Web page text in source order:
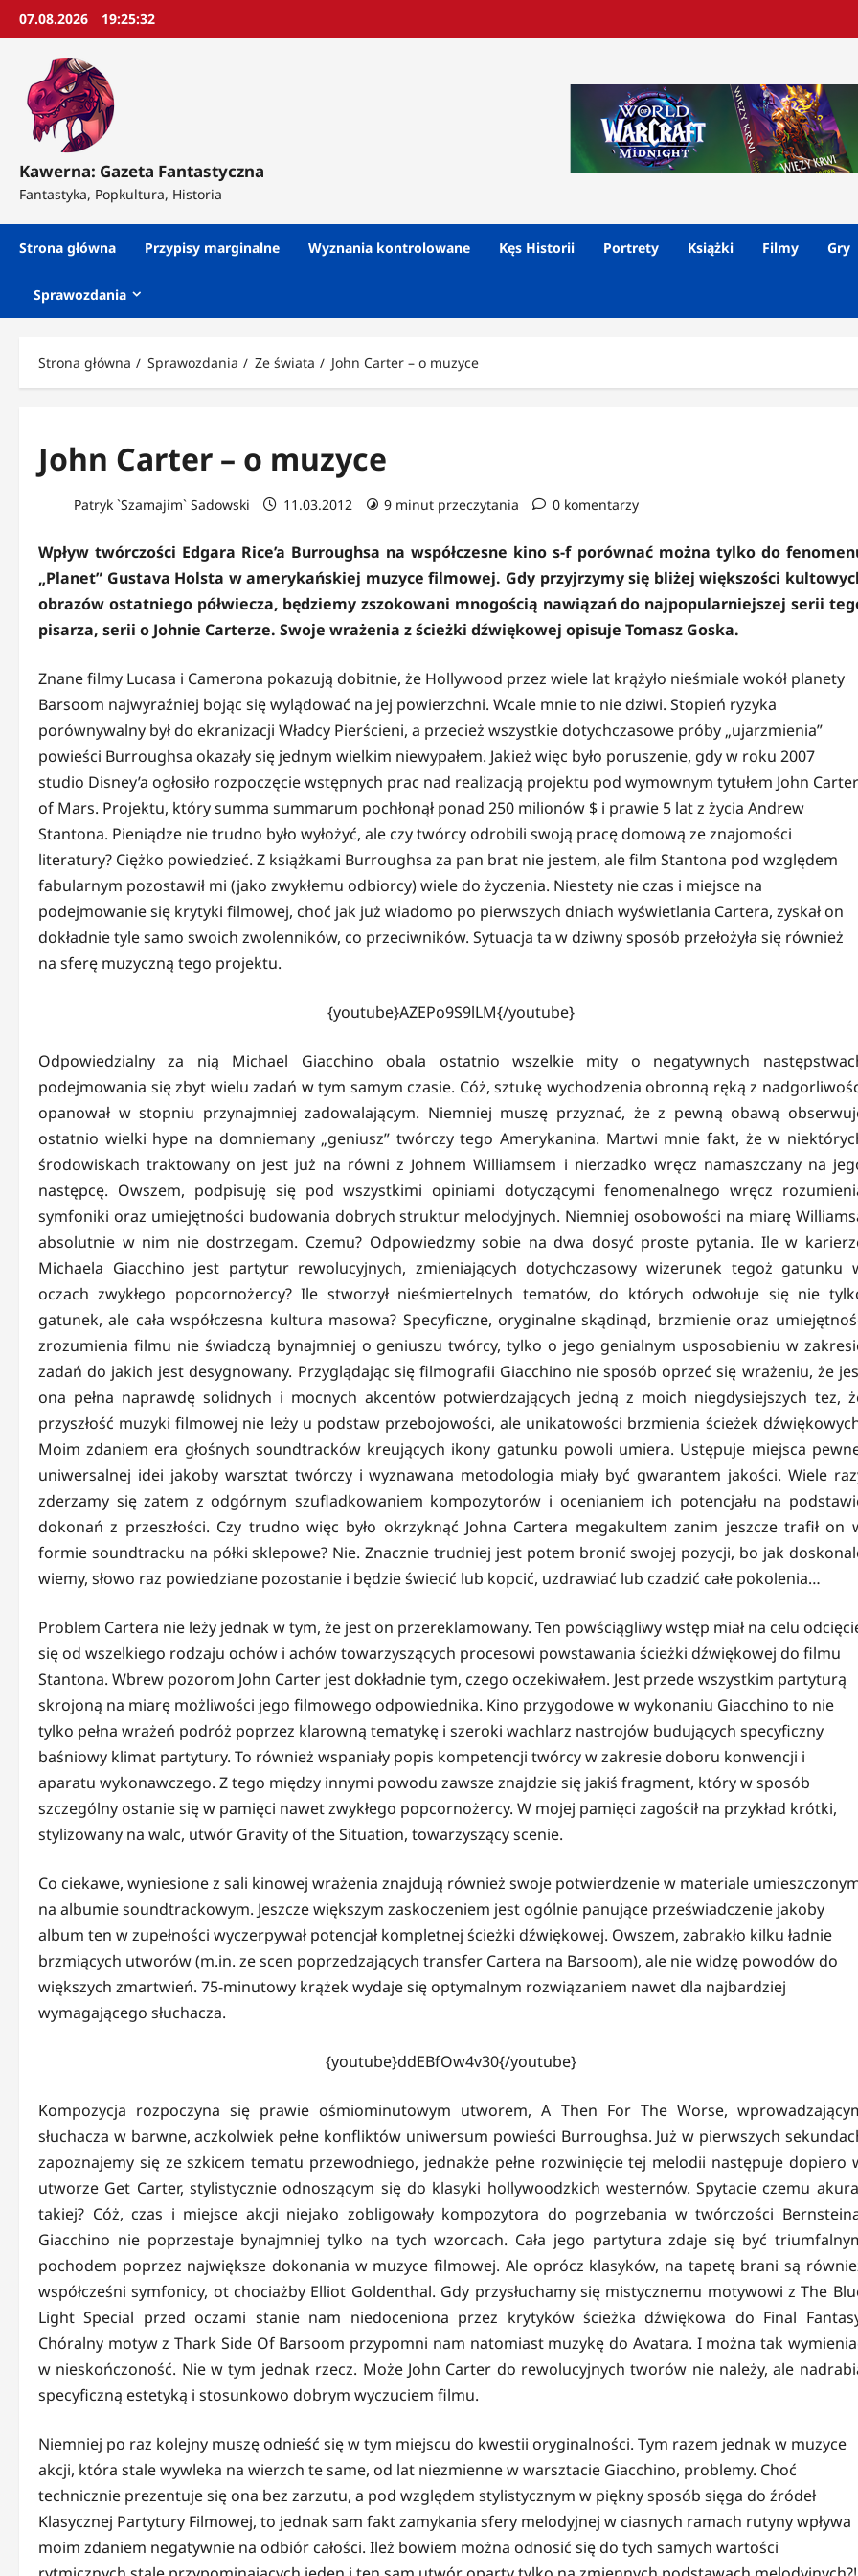
Przejdź
07.08.2026 19:25:34
Kawerna: Gazeta Fantastyczna
Fantastyka, Popkultura, Historia
Strona główna Przypisy marginalne Wyznania kontrolowane Kęs Historii Portrety Książki Filmy Gry
Sprawozdania
Strona główna Sprawozdania Ze świata John Carter – o muzyce
John Carter – o muzyce
Patryk `Szamajim` Sadowski 11.03.2012 9 minut przeczytania 0 komentarzy
Wpływ twórczości Edgara Rice’a Burroughsa na współczesne kino s-f porównać można tylko do
„Planet” Gustava Holsta w amerykańskiej muzyce filmowej. Gdy przyjrzymy się bliżej większości
obrazów ostatniego półwiecza, będziemy zszokowani mnogością nawiązań do najpopularniejszej serii
pisarza, serii o Johnie Carterze. Swoje wrażenia z ścieżki dźwiękowej opisuje Tomasz Goska.
Znane filmy Lucasa i Camerona pokazują dobitnie, że Hollywood przez wiele lat krążyło nieśmiale wokół planety
Barsoom najwyraźniej bojąc się wylądować na jej powierzchni. Wcale mnie to nie dziwi. Stopień ryzyka
porównywalny był do ekranizacji Władcy Pierścieni, a przecież wszystkie dotychczasowe próby „ujarzmienia”
powieści Burroughsa okazały się jednym wielkim niewypałem. Jakież więc było poruszenie, gdy w roku 2007
studio Disney’a ogłosiło rozpoczęcie wstępnych prac nad realizacją projektu pod wymownym tytułem John Carter
of Mars. Projektu, który summa summarum pochłonął ponad 250 milionów $ i prawie 5 lat z życia Andrew
Stantona. Pieniądze nie trudno było wyłożyć, ale czy twórcy odrobili swoją pracę domową ze znajomości
literatury? Ciężko powiedzieć. Z książkami Burroughsa za pan brat nie jestem, ale film Stantona pod względem
fabularnym pozostawił mi (jako zwykłemu odbiorcy) wiele do życzenia. Niestety nie czas i miejsce na
podejmowanie się krytyki filmowej, choć jak już wiadomo po pierwszych dniach wyświetlania Cartera, zyskał on
dokładnie tyle samo swoich zwolenników, co przeciwników. Sytuacja ta w dziwny sposób przełożyła się również
na sferę muzyczną tego projektu.
{youtube}AZEPo9S9lLM{/youtube}
Odpowiedzialny za nią Michael Giacchino obala ostatnio wszelkie mity o negatywnych
podejmowania się zbyt wielu zadań w tym samym czasie. Cóż, sztukę wychodzenia obronną ręką z
opanował w stopniu przynajmniej zadowalającym. Niemniej muszę przyznać, że z pewną obawą
ostatnio wielki hype na domniemany „geniusz” twórczy tego Amerykanina. Martwi mnie fakt, że w
środowiskach traktowany on jest już na równi z Johnem Williamsem i nierzadko wręcz namaszczany na
następcę. Owszem, podpisuję się pod wszystkimi opiniami dotyczącymi fenomenalnego wręcz
symfoniki oraz umiejętności budowania dobrych struktur melodyjnych. Niemniej osobowości na miarę
absolutnie w nim nie dostrzegam. Czemu? Odpowiedzmy sobie na dwa dosyć proste pytania. Ile w
Michaela Giacchino jest partytur rewolucyjnych, zmieniających dotychczasowy wizerunek tegoż gatunku
oczach zwykłego popcornożercy? Ile stworzył nieśmiertelnych tematów, do których odwołuje się nie
gatunek, ale cała współczesna kultura masowa? Specyficzne, oryginalne skądinąd, brzmienie oraz
zrozumienia filmu nie świadczą bynajmniej o geniuszu twórcy, tylko o jego genialnym usposobieniu w
zadań do jakich jest desygnowany. Przyglądając się filmografii Giacchino nie sposób oprzeć się wrażeniu, że
ona pełna naprawdę solidnych i mocnych akcentów potwierdzających jedną z moich niegdysiejszych tez,
przyszłość muzyki filmowej nie leży u podstaw przebojowości, ale unikatowości brzmienia ścieżek
Moim zdaniem era głośnych soundtracków kreujących ikony gatunku powoli umiera. Ustępuje miejsca
uniwersalnej idei jakoby warsztat twórczy i wyznawana metodologia miały być gwarantem jakości. Wiele
zderzamy się zatem z odgórnym szufladkowaniem kompozytorów i ocenianiem ich potencjału na
dokonań z przeszłości. Czy trudno więc było okrzyknąć Johna Cartera megakultem zanim jeszcze trafił on
formie soundtracku na półki sklepowe? Nie. Znacznie trudniej jest potem bronić swojej pozycji, bo jak
wiemy, słowo raz powiedziane pozostanie i będzie świecić lub kopcić, uzdrawiać lub czadzić całe pokolenia…
Problem Cartera nie leży jednak w tym, że jest on przereklamowany. Ten powściągliwy wstęp miał na celu
się od wszelkiego rodzaju ochów i achów towarzyszących procesowi powstawania ścieżki dźwiękowej do filmu
Stantona. Wbrew pozorom John Carter jest dokładnie tym, czego oczekiwałem. Jest przede wszystkim partyturą
skrojoną na miarę możliwości jego filmowego odpowiednika. Kino przygodowe w wykonaniu Giacchino to nie
tylko pełna wrażeń podróż poprzez klarowną tematykę i szeroki wachlarz nastrojów budujących specyficzny
baśniowy klimat partytury. To również wspaniały popis kompetencji twórcy w zakresie doboru konwencji i
aparatu wykonawczego. Z tego między innymi powodu zawsze znajdzie się jakiś fragment, który w sposób
szczególny ostanie się w pamięci nawet zwykłego popcornożercy. W mojej pamięci zagościł na przykład krótki,
stylizowany na walc, utwór Gravity of the Situation, towarzyszący scenie.
Co ciekawe, wyniesione z sali kinowej wrażenia znajdują również swoje potwierdzenie w materiale
na albumie soundtrackowym. Jeszcze większym zaskoczeniem jest ogólnie panujące przeświadczenie jakoby
album ten w zupełności wyczerpywał potencjał kompletnej ścieżki dźwiękowej. Owszem, zabrakło kilku ładnie
brzmiących utworów (m.in. ze scen poprzedzających transfer Cartera na Barsoom), ale nie widzę powodów do
większych zmartwień. 75-minutowy krążek wydaje się optymalnym rozwiązaniem nawet dla najbardziej
wymagającego słuchacza.
{youtube}ddEBfOw4v30{/youtube}
Kompozycja rozpoczyna się prawie ośmiominutowym utworem, A Then For The Worse,
słuchacza w barwne, aczkolwiek pełne konfliktów uniwersum powieści Burroughsa. Już w pierwszych
zapoznajemy się ze szkicem tematu przewodniego, jednakże pełne rozwinięcie tej melodii następuje dopiero
utworze Get Carter, stylistycznie odnoszącym się do klasyki hollywoodzkich westernów. Spytacie czemu
takiej? Cóż, czas i miejsce akcji niejako zobligowały kompozytora do pogrzebania w twórczości
Giacchino nie poprzestaje bynajmniej tylko na tych wzorcach. Cała jego partytura zdaje się być
pochodem poprzez największe dokonania w muzyce filmowej. Ale oprócz klasyków, na tapetę brani są
współcześni symfonicy, ot chociażby Elliot Goldenthal. Gdy przysłuchamy się mistycznemu motywowi z The
Light Special przed oczami stanie nam niedoceniona przez krytyków ścieżka dźwiękowa do Final
Chóralny motyw z Thark Side Of Barsoom przypomni nam natomiast muzykę do Avatara. I można tak
w nieskończoność. Nie w tym jednak rzecz. Może John Carter do rewolucyjnych tworów nie należy, ale
specyficzną estetyką i stosunkowo dobrym wyczuciem filmu.
Niemniej po raz kolejny muszę odnieść się w tym miejscu do kwestii oryginalności. Tym razem jednak w muzyce
akcji, która stale wywleka na wierzch te same, od lat niezmienne w warsztacie Giacchino, problemy. Choć
technicznie prezentuje się ona bez zarzutu, a pod względem stylistycznym w piękny sposób sięga do źródeł
Klasycznej Partytury Filmowej, to jednak sam fakt zamykania sfery melodyjnej w ciasnych ramach rutyny wpływa
moim zdaniem negatywnie na odbiór całości. Ileż bowiem można odnosić się do tych samych wartości